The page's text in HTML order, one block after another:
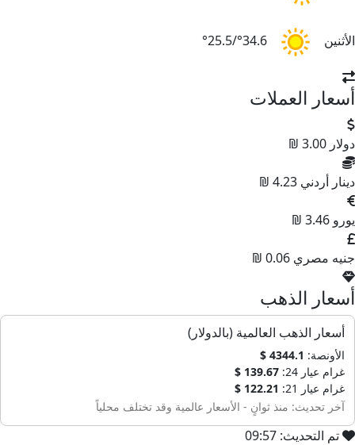
الأثنين 34.6°/25.5°
أسعار العملات
دولار 3.00 ₪
دينار أردني 4.23 ₪
يورو 3.46 ₪
جنيه مصري 0.06 ₪
أسعار الذهب
أسعار الذهب العالمية (بالدولار)
الأونصة: 4344.1 $
غرام عيار 24:
139.67 $
غرام عيار 21:
122.21 $
آخر تحديث: منذ ثوانٍ - الأسعار عالمية وقد تختلف محلياً
تم التحديث: 09:57